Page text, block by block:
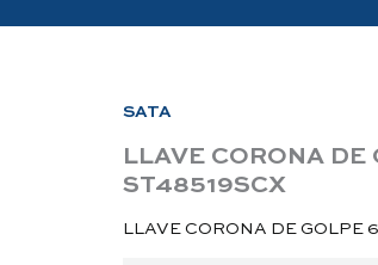
SATA
LLAVE CORONA
ST48519SCX
LLAVE CORONA DE GOLPE